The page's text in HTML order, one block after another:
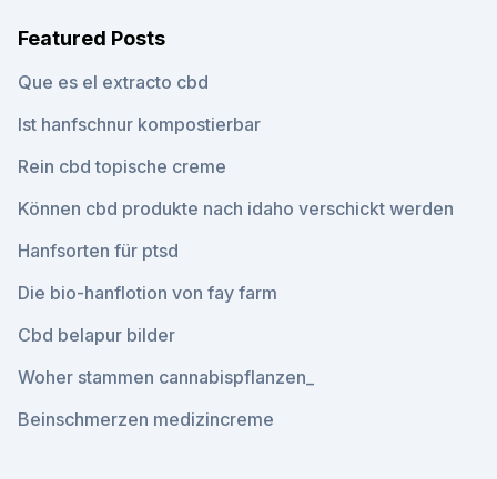
Featured Posts
Que es el extracto cbd
Ist hanfschnur kompostierbar
Rein cbd topische creme
Können cbd produkte nach idaho verschickt werden
Hanfsorten für ptsd
Die bio-hanflotion von fay farm
Cbd belapur bilder
Woher stammen cannabispflanzen_
Beinschmerzen medizincreme